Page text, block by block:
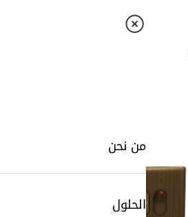
من نحن
الحلول